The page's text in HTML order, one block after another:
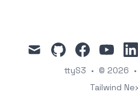
mail githubfacebookyoutube
ttyS3 • © 2026 •
Tailwind